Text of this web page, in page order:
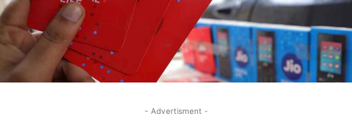
- Advertisment -